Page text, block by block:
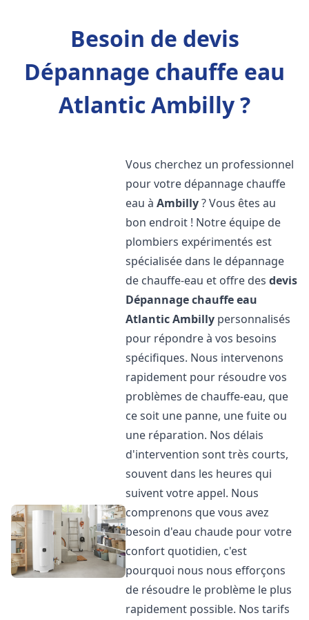
Besoin de devis
Dépannage chauffe eau
Atlantic Ambilly ?
Vous cherchez un professionnel
pour votre dépannage chauffe
eau àAmbilly? Vous êtes au
bon endroit ! Notre équipe de
plombiers expérimentés est
spécialisée dans le dépannage
de chauffe-eau et offre desdevis
Dépannage chauffe eau
AtlanticAmbilly personnalisés
pour répondre à vos besoins
spécifiques. Nous intervenons
rapidement pour résoudre vos
problèmes de chauffe-eau, que
ce soit une panne, une fuite ou
une réparation. Nos délais
d'intervention sont très courts,
souvent dans les heures qui
suivent votre appel. Nous
comprenons que vous avez
besoin d'eau chaude pour votre
confort quotidien, c'est
pourquoi nous nous efforçons
de résoudre le problème le plus
rapidement possible. Nos tarifs